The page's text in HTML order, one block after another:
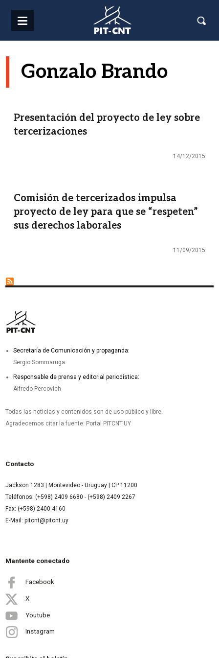
Gonzalo Brando
Presentación del proyecto de ley sobre
tercerizaciones
14/12/2015
Comisión de tercerizados impulsa
proyecto de ley para que se “respeten”
sus derechos laborales
11/09/2015
Secretaría de Comunicación y propaganda:
Sergio Sommaruga
Responsable de prensa y editorial periodística:
Alfredo Percovich
Todas las noticias y contenidos son de uso público y libre.
Agradecemos citar la fuente: Portal PITCNT.UY
Contacto
Jackson 1283 | Montevideo - Uruguay | CP 11200
Teléfonos: (+598) 2409 6680 - (+598) 2409 2267
Fax: (+598) 2400 4160
E-Mail: pitcnt@pitcnt.uy
Mantente conectado
Facebook
X
Youtube
Instagram